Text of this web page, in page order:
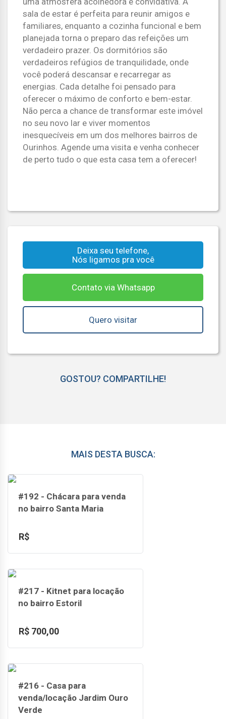
sala de estar é perfeita para reunir amigos e
familiares, enquanto a cozinha funcional e bem
planejada torna o preparo das refeições um
verdadeiro prazer. Os dormitórios são
verdadeiros refúgios de tranquilidade, onde
você poderá descansar e recarregar as
energias. Cada detalhe foi pensado para
oferecer o máximo de conforto e bem-estar.
Não perca a chance de transformar este imóvel
no seu novo lar e viver momentos
inesquecíveis em um dos melhores bairros de
Ourinhos. Agende uma visita e venha conhecer
de perto tudo o que esta casa tem a oferecer!
Deixa seu telefone,
Nós ligamos pra você
Contato via Whatsapp
Quero visitar
GOSTOU? COMPARTILHE!
MAIS DESTA BUSCA:
#192 - Chácara para venda
no bairro Santa Maria
R$
#217 - Kitnet para locação
no bairro Estoril
R$ 700,00
#216 - Casa para
venda/locação Jardim Ouro
Verde